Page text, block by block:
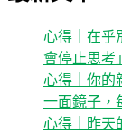
心得｜在乎
會停止思考」
心得｜你的
一面鏡子，
心得｜昨天